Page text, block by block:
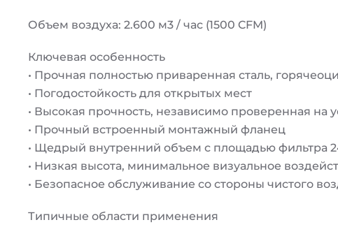
Объем воздуха: 2.600 м3 / час (1500 CFM)
Ключевая особенность
• Прочная полностью приваренная сталь,
• Погодостойкость для открытых мест
• Высокая прочность, независимо проверенная на
• Прочный встроенный монтажный фланец
• Щедрый внутренний объем с площадью фильтра
• Низкая высота, минимальное визуальное
• Безопасное обслуживание со стороны чистого
Типичные области применения